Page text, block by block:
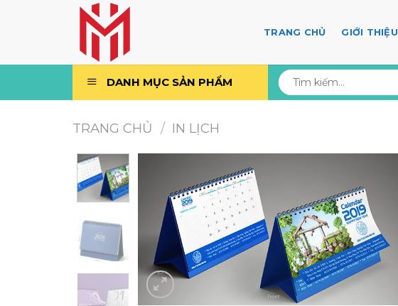
TRANG CHỦ GIỚI THIỆU
DANH MỤC SẢN PHẨM
Tìm
kiếm:
TRANG CHỦ / IN LỊCH